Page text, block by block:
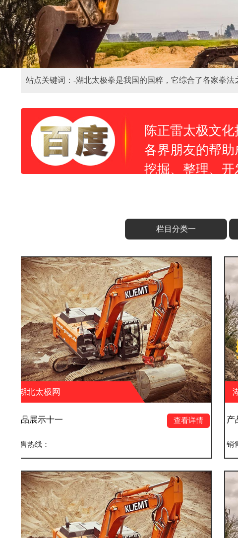
站点关键词：-湖北太极拳是我国的国粹，它综合了各家拳
陈正雷太极文
各界朋友的帮
挖掘、整理、开
栏目分类一
湖北太极网
产品展示十